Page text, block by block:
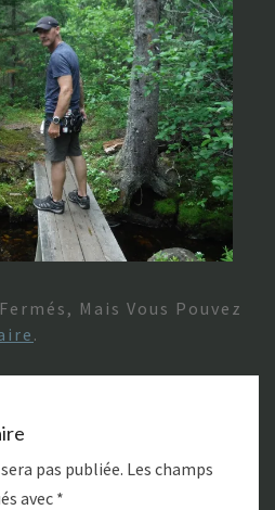
Mais Vous Pouvez
.
pas publiée. Les champs
avec *